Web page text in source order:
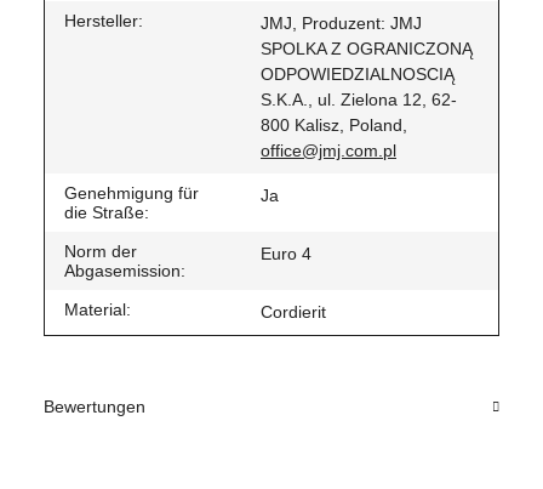
Hersteller:
JMJ, Produzent: JMJ
SPOLKA Z OGRANICZONĄ
ODPOWIEDZIALNOSCIĄ
S.K.A., ul. Zielona 12, 62-
800 Kalisz, Poland,
office@jmj.com.pl
Genehmigung für
die Straße:
Ja
Norm der
Abgasemission:
Euro 4
Material: Cordierit
Bewertungen